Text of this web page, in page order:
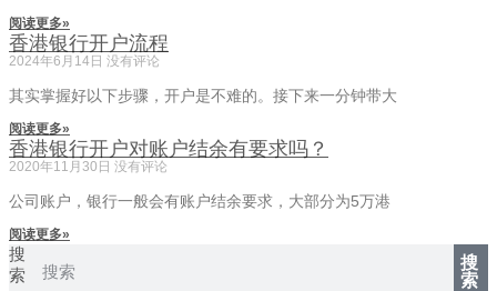
阅读更多»
香港银行开户流程
2024年6月14日 没有评论
其实掌握好以下步骤，开户是不难的。接下来一分钟带大
阅读更多»
香港银行开户对账户结余有要求吗？
2020年11月30日 没有评论
公司账户，银行一般会有账户结余要求，大部分为5万港
阅读更多»
搜
索
搜
索